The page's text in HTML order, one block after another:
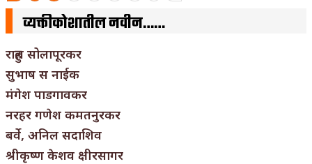
व्यक्तीकोशातील नवीन……
राहुल सोलापूरकर
सुभाष स नाईक
मंगेश पाडगावकर
नरहर गणेश कमतनुरकर
बर्वे, अनिल सदाशिव
श्रीकृष्ण केशव क्षीरसागर